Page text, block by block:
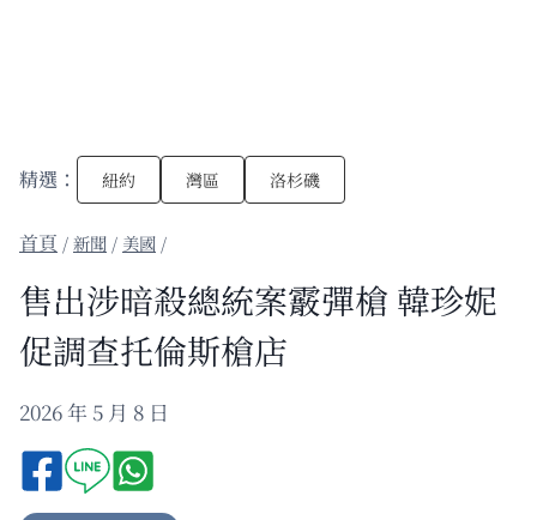
精選： 紐約 灣區 洛杉磯
/新聞 / 美國 /
售出涉暗殺總統案霰彈槍 韓珍妮
促調查托倫斯槍店
2026 年 5 月 8 日